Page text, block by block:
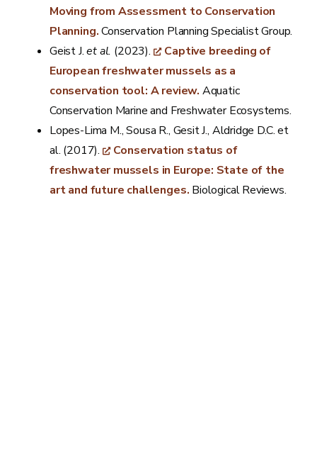
Moving from Assessment to Conservation
Planning.Conservation Planning Specialist Group.
Geist J.et al. (2023).
Captive breeding of
European freshwater mussels as a
conservation tool: A review. Aquatic
Conservation Marine and Freshwater Ecosystems.
Lopes-Lima M., Sousa R., Gesit J., Aldridge D.C. et
al. (2017).
Conservation status of
freshwater mussels in Europe: State of the
art and future challenges. Biological Reviews.